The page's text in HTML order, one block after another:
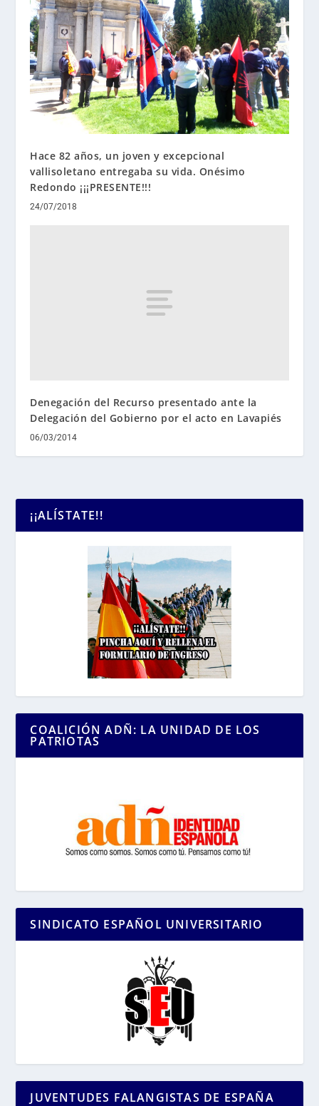
Hace 82 años, un joven y excepcional
vallisoletano entregaba su vida. Onésimo
Redondo ¡¡¡PRESENTE!!!
24/07/2018
Denegación del Recurso presentado ante la
Delegación del Gobierno por el acto en Lavapiés
06/03/2014
¡¡ALÍSTATE!!
COALICIÓN ADÑ: LA UNIDAD DE LOS
PATRIOTAS
SINDICATO ESPAÑOL UNIVERSITARIO
JUVENTUDES FALANGISTAS DE ESPAÑA